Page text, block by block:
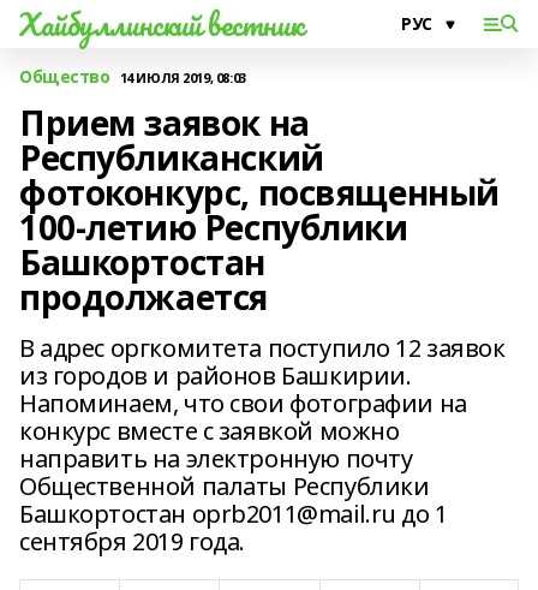
Хайбуллинский вестник
Общество 14 ИЮЛЯ 2019, 08:03
Прием заявок на
Республиканский
фотоконкурс, посвященный
100-летию Республики
Башкортостан
продолжается
В адрес оргкомитета поступило 12 заявок
из городов и районов Башкирии.
Напоминаем, что свои фотографии на
конкурс вместе с заявкой можно
направить на электронную почту
Общественной палаты Республики
Башкортостан oprb2011@mail.ru до 1
сентября 2019 года.